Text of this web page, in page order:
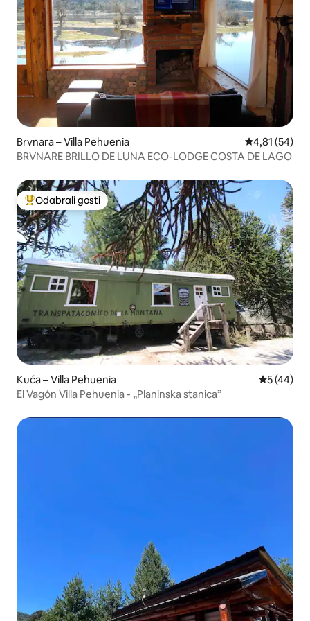
Brvnara – Villa Pehuenia Prosječna
4,81 (54)
BRVNARE BRILLO DE LUNA ECO-LODGE COSTA DE LAGO
Među najviše rangiranima s oznakom „Odabrali gosti”
Odabrali gosti
Kuća – Villa Pehuenia Prosječna
5 (44)
El Vagón Villa Pehuenia - „Planinska stanica”